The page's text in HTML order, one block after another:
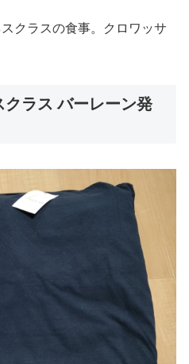
クラスの食事。クロワッサ
クラス バーレーン発